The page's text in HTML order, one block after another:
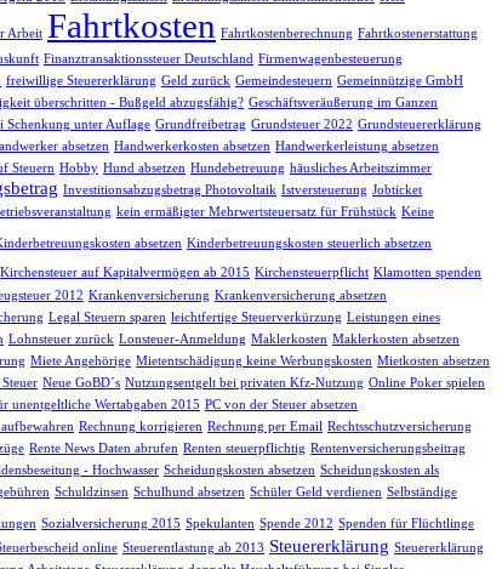
Arbeit Fahrtkosten Fahrtkostenberechnung Fahrtkostenerstattung
Finanztransaktionssteuer Deutschland Firmenwagenbesteuerung
freiwillige Steuererklärung Geld zurück Gemeindesteuern Gemeinnützige GmbH
überschritten - Bußgeld abzugsfähig? Geschäftsveräußerung im Ganzen
Schenkung unter Auflage Grundfreibetrag Grundsteuer 2022 Grundsteuererklärung
absetzen Handwerkerkosten absetzen Handwerkerleistung absetzen
Steuern Hobby Hund absetzen Hundebetreuung häusliches Arbeitszimmer
Investitionsabzugsbetrag Photovoltaik Istversteuerung Jobticket
kein ermäßigter Mehrwertsteuersatz für Frühstück Keine
absetzen Kinderbetreuungskosten steuerlich absetzen
Kirchensteuer auf Kapitalvermögen ab 2015 Kirchensteuerpflicht Klamotten spenden
2012 Krankenversicherung Krankenversicherung absetzen
Legal Steuern sparen leichtfertige Steuerverkürzung Leistungen eines
Lohnsteuer zurück Lonsteuer-Anmeldung Maklerkosten Maklerkosten absetzen
Miete Angehörige Mietentschädigung keine Werbungskosten Mietkosten absetzen
Neue GoBD´s Nutzungsentgelt bei privaten Kfz-Nutzung Online Poker spielen
unentgeltliche Wertabgaben 2015 PC von der Steuer absetzen
Rechnung korrigieren Rechnung per Email Rechtsschutzversicherung
Rente News Daten abrufen Renten steuerpflichtig Rentenversicherungsbeitrag
- Hochwasser Scheidungskosten absetzen Scheidungskosten als
Schuldzinsen Schulhund absetzen Schüler Geld verdienen Selbständige
Sozialversicherung 2015 Spekulanten Spende 2012 Spenden für Flüchtlinge
online Steuerentlastung ab 2013 Steuererklärung Steuererklärung